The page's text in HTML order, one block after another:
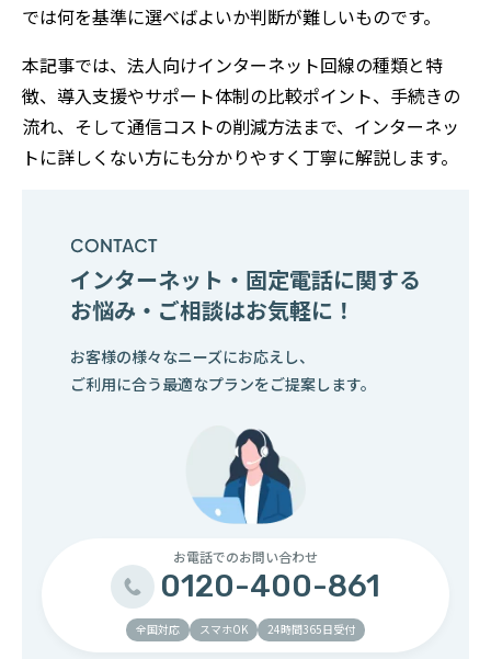
では何を基準に選べばよいか判断が難しいものです。
本記事では、法人向けインターネット回線の種類と特
徴、導入支援やサポート体制の比較ポイント、手続きの
流れ、そして通信コストの削減方法まで、インターネッ
トに詳しくない方にも分かりやすく丁寧に解説します。
インターネット・固定電話に関する
お悩み・ご相談はお気軽に！
お客様の様々なニーズにお応えし、
ご利用に合う最適なプランをご提案します。
お電話でのお問い合わせ
0120-400-861
全国対応 スマホOK 24時間365日受付